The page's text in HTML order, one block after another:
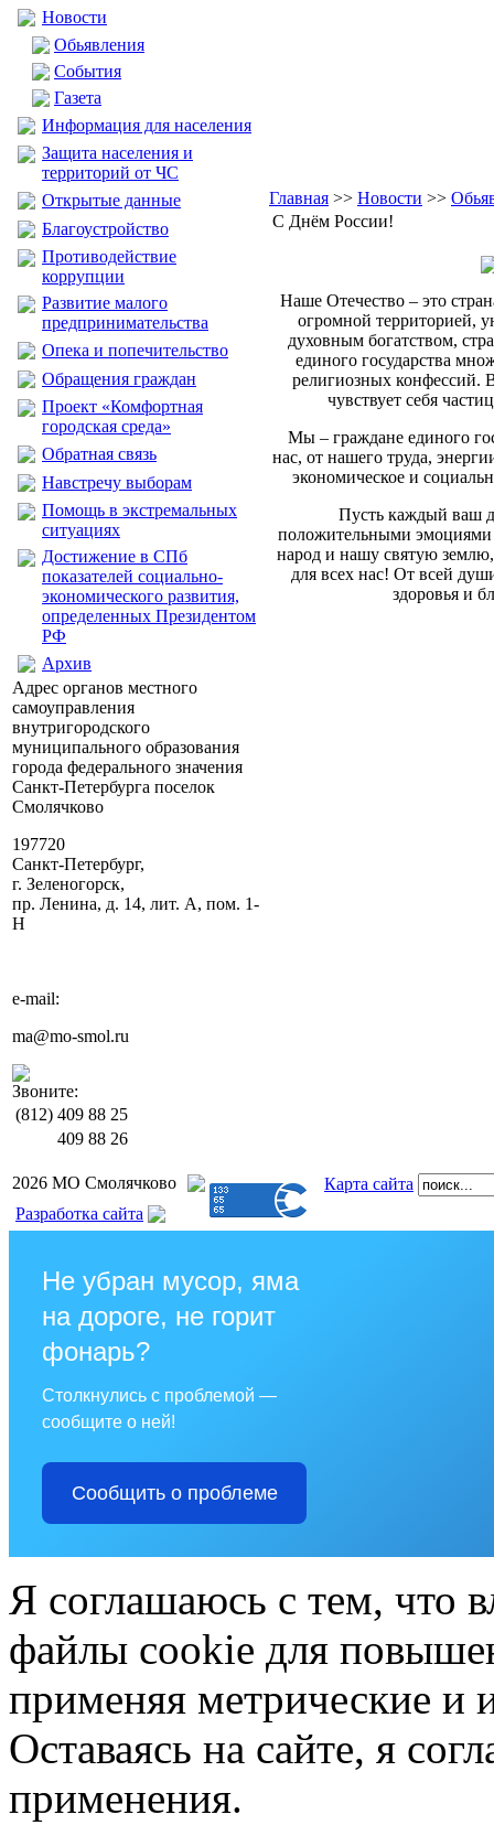
Новости
Обьявления
События
Газета
Информация для населения
Защита населения и
территорий от ЧС
Открытые данные
Благоустройство
Противодействие
коррупции
Развитие малого
предпринимательства
Опека и попечительство
Обращения граждан
Проект «Комфортная
городская среда»
Обратная связь
Навстречу выборам
Помощь в экстремальных
ситуациях
Достижение в СПб
показателей социально-
экономического развития,
определенных Президентом
РФ
Архив
Адрес органов местного
самоуправления
внутригородского
муниципального образования
города федерального значения
Санкт-Петербурга поселок
Смолячково
197720
Санкт-Петербург,
г. Зеленогорск,
пр. Ленина, д. 14, лит. А, пом. 1-
Н
e-mail:
ma@mo-smol.ru
Звоните:
(812) 409 88 25
409 88 26
Главная >> Новости >>
С Днём России!
Наше Отечество – это
огромной территорией,
духовным богатством,
единого государства
религиозных конфессий.
чувствует себя
Мы – граждане единого
нас, от нашего труда,
экономическое и
Пусть каждый ваш
положительными эмоциями
народ и нашу святую
для всех нас! От всей
здоровья и
2026 МО Смолячково
Карта сайта
Разработка сайта
Не убран мусор, яма
на дороге, не горит
фонарь?
Столкнулись с проблемой —
сообщите о ней!
Сообщить о проблеме
Я соглашаюсь с тем, что
файлы cookie для
применяя метрические и
Оставаясь на сайте, я
применения.